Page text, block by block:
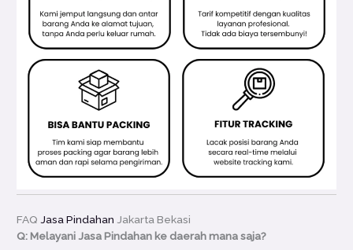
FAQ Jasa Pindahan Jakarta Bekasi
Q: Melayani Jasa Pindahan ke daerah mana saja?